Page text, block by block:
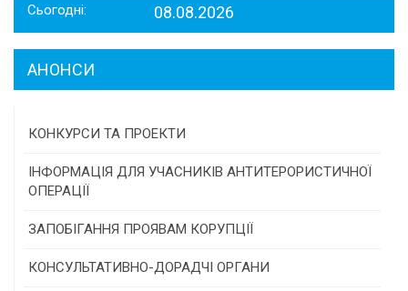
Сьогодні: 08.08.2026
АНОНСИ
КОНКУРСИ ТА ПРОЕКТИ
Конкурс проектів та програм місцевого
самоврядування
Конкурс інститутів громадянського суспільства
Програми/конкурси МТД
ІНФОРМАЦІЯ ДЛЯ УЧАСНИКІВ АНТИТЕРОРИСТИЧНОЇ
ОПЕРАЦІЇ
ЗАПОБІГАННЯ ПРОЯВАМ КОРУПЦІЇ
КОНСУЛЬТАТИВНО-ДОРАДЧІ ОРГАНИ